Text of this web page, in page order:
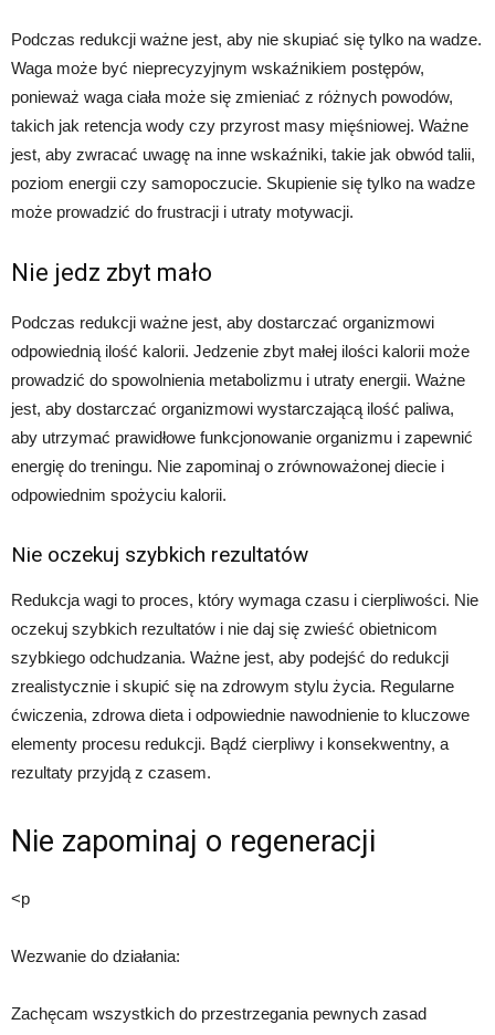
Podczas redukcji ważne jest, aby nie skupiać się tylko na wadze.
Waga może być nieprecyzyjnym wskaźnikiem postępów,
ponieważ waga ciała może się zmieniać z różnych powodów,
takich jak retencja wody czy przyrost masy mięśniowej. Ważne
jest, aby zwracać uwagę na inne wskaźniki, takie jak obwód talii,
poziom energii czy samopoczucie. Skupienie się tylko na wadze
może prowadzić do frustracji i utraty motywacji.
Nie jedz zbyt mało
Podczas redukcji ważne jest, aby dostarczać organizmowi
odpowiednią ilość kalorii. Jedzenie zbyt małej ilości kalorii może
prowadzić do spowolnienia metabolizmu i utraty energii. Ważne
jest, aby dostarczać organizmowi wystarczającą ilość paliwa,
aby utrzymać prawidłowe funkcjonowanie organizmu i zapewnić
energię do treningu. Nie zapominaj o zrównoważonej diecie i
odpowiednim spożyciu kalorii.
Nie oczekuj szybkich rezultatów
Redukcja wagi to proces, który wymaga czasu i cierpliwości. Nie
oczekuj szybkich rezultatów i nie daj się zwieść obietnicom
szybkiego odchudzania. Ważne jest, aby podejść do redukcji
zrealistycznie i skupić się na zdrowym stylu życia. Regularne
ćwiczenia, zdrowa dieta i odpowiednie nawodnienie to kluczowe
elementy procesu redukcji. Bądź cierpliwy i konsekwentny, a
rezultaty przyjdą z czasem.
Nie zapominaj o regeneracji
<p
Wezwanie do działania:
Zachęcam wszystkich do przestrzegania pewnych zasad